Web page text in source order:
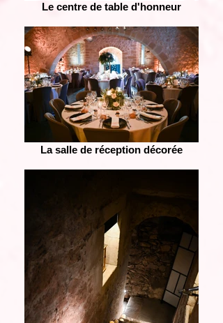
Le centre de table d'honneur
La salle de réception décorée